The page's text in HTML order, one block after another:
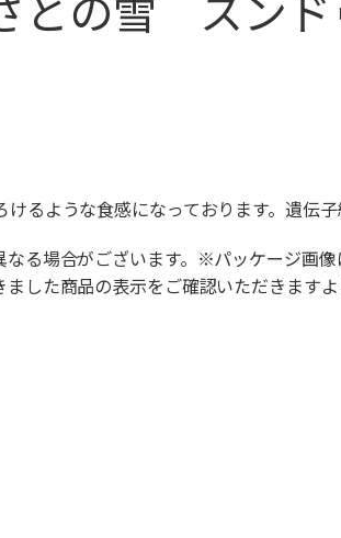
との雪 スンド
るような食感になっております。遺伝
る場合がございます。※パッケージ画
した商品の表示をご確認いただきますよ